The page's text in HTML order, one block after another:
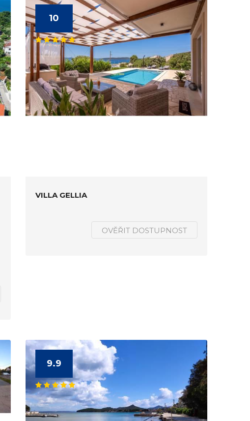
10
VILLA GELLIA
OVĚŘIT DOSTUPNOST
9.9